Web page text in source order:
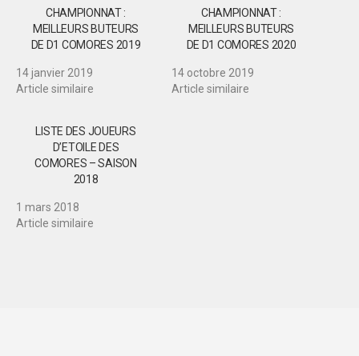
CHAMPIONNAT :
MEILLEURS BUTEURS
DE D1 COMORES 2019
14 janvier 2019
Article similaire
CHAMPIONNAT :
MEILLEURS BUTEURS
DE D1 COMORES 2020
14 octobre 2019
Article similaire
LISTE DES JOUEURS
D’ETOILE DES
COMORES – SAISON
2018
1 mars 2018
Article similaire